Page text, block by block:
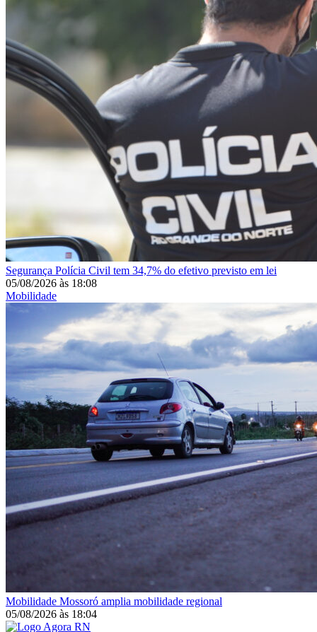
Segurança Polícia Civil tem 34,7% do efetivo previsto em lei
05/08/2026 às 18:08
Mobilidade
Mobilidade Mossoró amplia mobilidade regional
05/08/2026 às 18:04